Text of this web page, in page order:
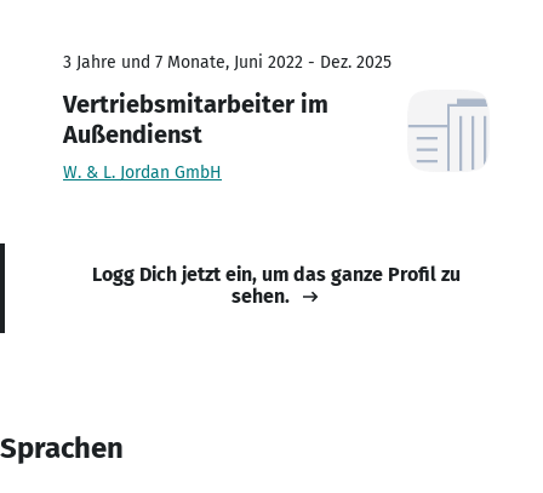
3 Jahre und 7 Monate, Juni 2022 - Dez. 2025
Vertriebsmitarbeiter im
Außendienst
W. & L. Jordan GmbH
Logg Dich jetzt ein, um das ganze Profil zu
sehen.
Sprachen